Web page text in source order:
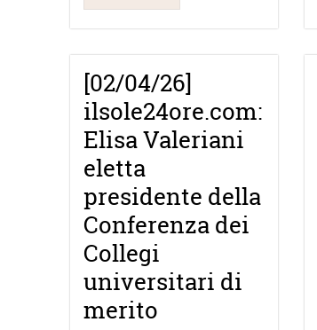
[02/04/26]
ilsole24ore.com:
Elisa Valeriani
eletta
presidente della
Conferenza dei
Collegi
universitari di
merito